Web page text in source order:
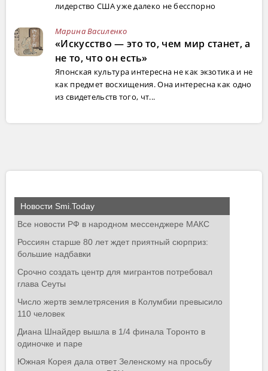
лидерство США уже далеко не бесспорно
Марина Василенко
«Искусство — это то, чем мир станет, а
не то, что он есть»
Японская культура интересна не как экзотика и не
как предмет восхищения. Она интересна как одно
из свидетельств того, чт...